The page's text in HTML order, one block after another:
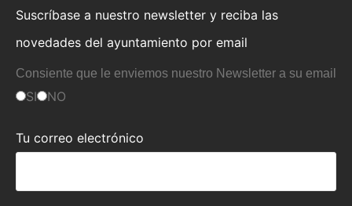
Suscríbase a nuestro newsletter y reciba las
novedades del ayuntamiento por email
Consiente que le enviemos nuestro Newsletter a su email
SI NO
Tu correo electrónico